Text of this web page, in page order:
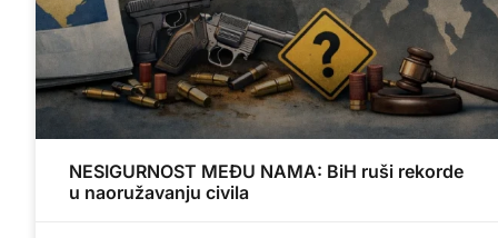
NESIGURNOST MEĐU NAMA: BiH ruši rekorde
u naoružavanju civila